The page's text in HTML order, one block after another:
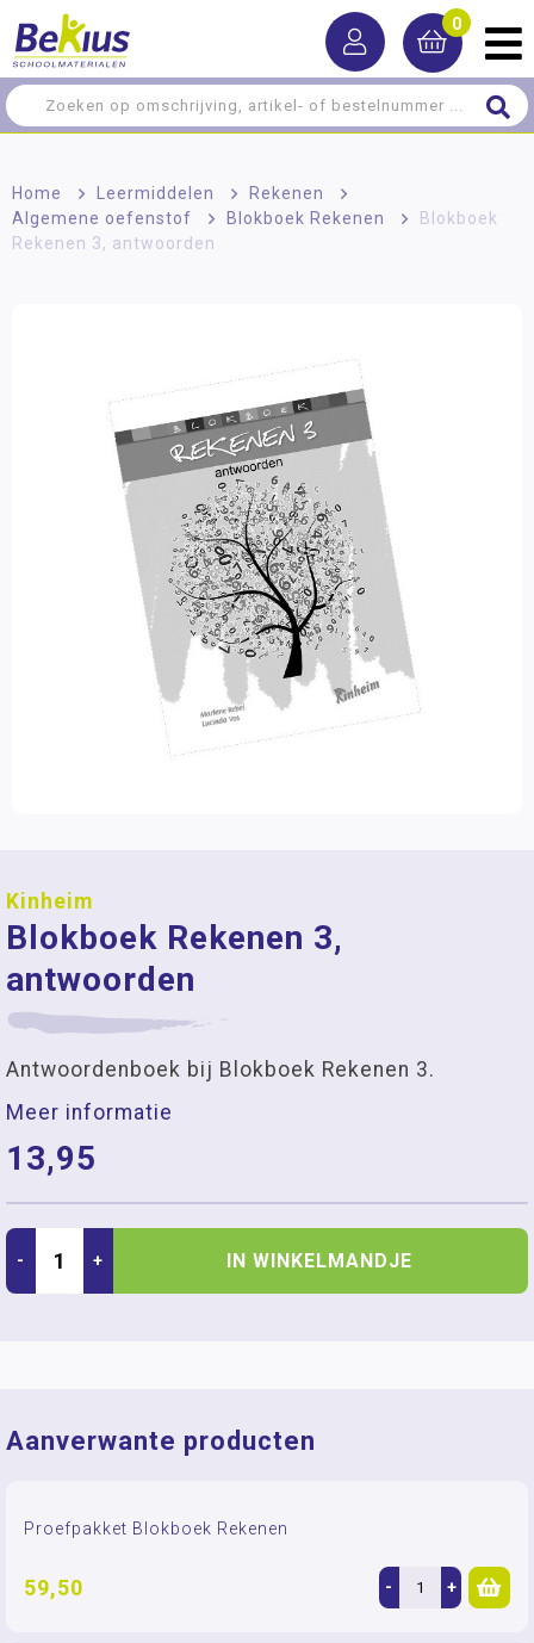
0
Home > Leermiddelen > Rekenen
>
Algemene oefenstof
> Blokboek Rekenen >
Blokboek
Rekenen 3, antwoorden
Kinheim
Blokboek Rekenen 3,
antwoorden
Antwoordenboek bij Blokboek Rekenen 3.
Meer informatie
13,95
- + IN WINKELMANDJE
Aanverwante producten
Proefpakket Blokboek Rekenen
59,50 - +